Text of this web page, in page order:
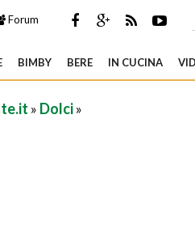
Forum
BIMBY BERE IN CUCINA
» Dolci»